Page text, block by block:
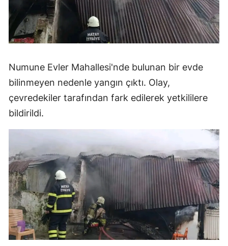
Numune Evler Mahallesi'nde bulunan bir evde
bilinmeyen nedenle yangın çıktı. Olay,
çevredekiler tarafından fark edilerek yetkililere
bildirildi.